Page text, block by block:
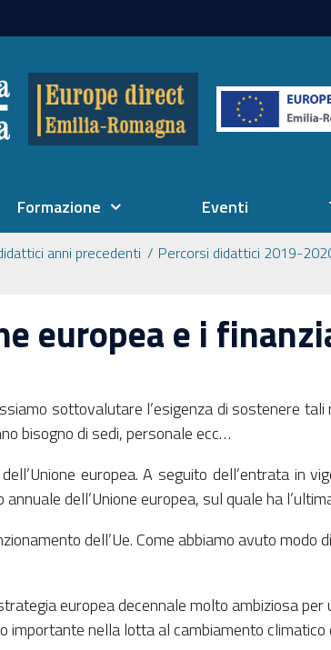
Formazione Eventi
anni precedenti Percorsi didattici 2019-
europea e i
sottovalutare l’esigenza di sostenere
bisogno di sedi, personale ecc…
europea. A seguito dell’entrata in
dell’Unione europea, sul quale ha
dell’Ue. Come abbiamo avuto
europea decennale molto ambiziosa
importante nella lotta al cambiamento